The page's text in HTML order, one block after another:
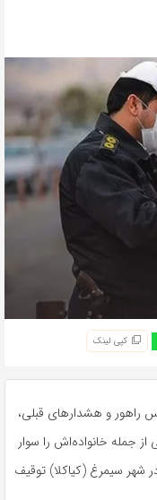
کپی لینک
راهور و هشدارهای قبلی،
جمله خانواده‌اش را سوار
شهر سیمرغ (کیاکلا) توقیف